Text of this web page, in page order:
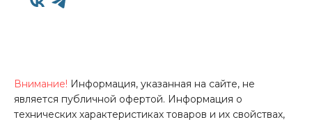
Внимание! Информация, указанная на сайте, не
является публичной офертой. Информация о
технических характеристиках товаров и их свойствах,